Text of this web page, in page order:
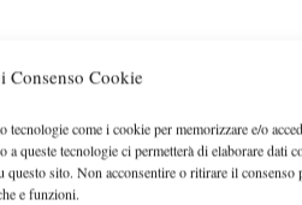
Consenso Cookie
come i cookie per memorizzare e/o
queste tecnologie ci permetterà di elaborare dati
sito. Non acconsentire o ritirare il consenso
e funzioni.